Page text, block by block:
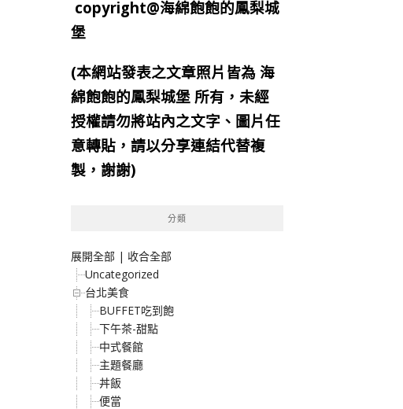
copyright@海綿飽飽的鳳梨城
堡
(本網站發表之文章照片皆為 海
綿飽飽的鳳梨城堡 所有，未經
授權請勿將站內之文字、圖片任
意轉貼，請以分享連結代替複
製，謝謝)
分類
展開全部 | 收合全部
Uncategorized
台北美食
BUFFET吃到飽
下午茶-甜點
中式餐館
主題餐廳
丼飯
便當